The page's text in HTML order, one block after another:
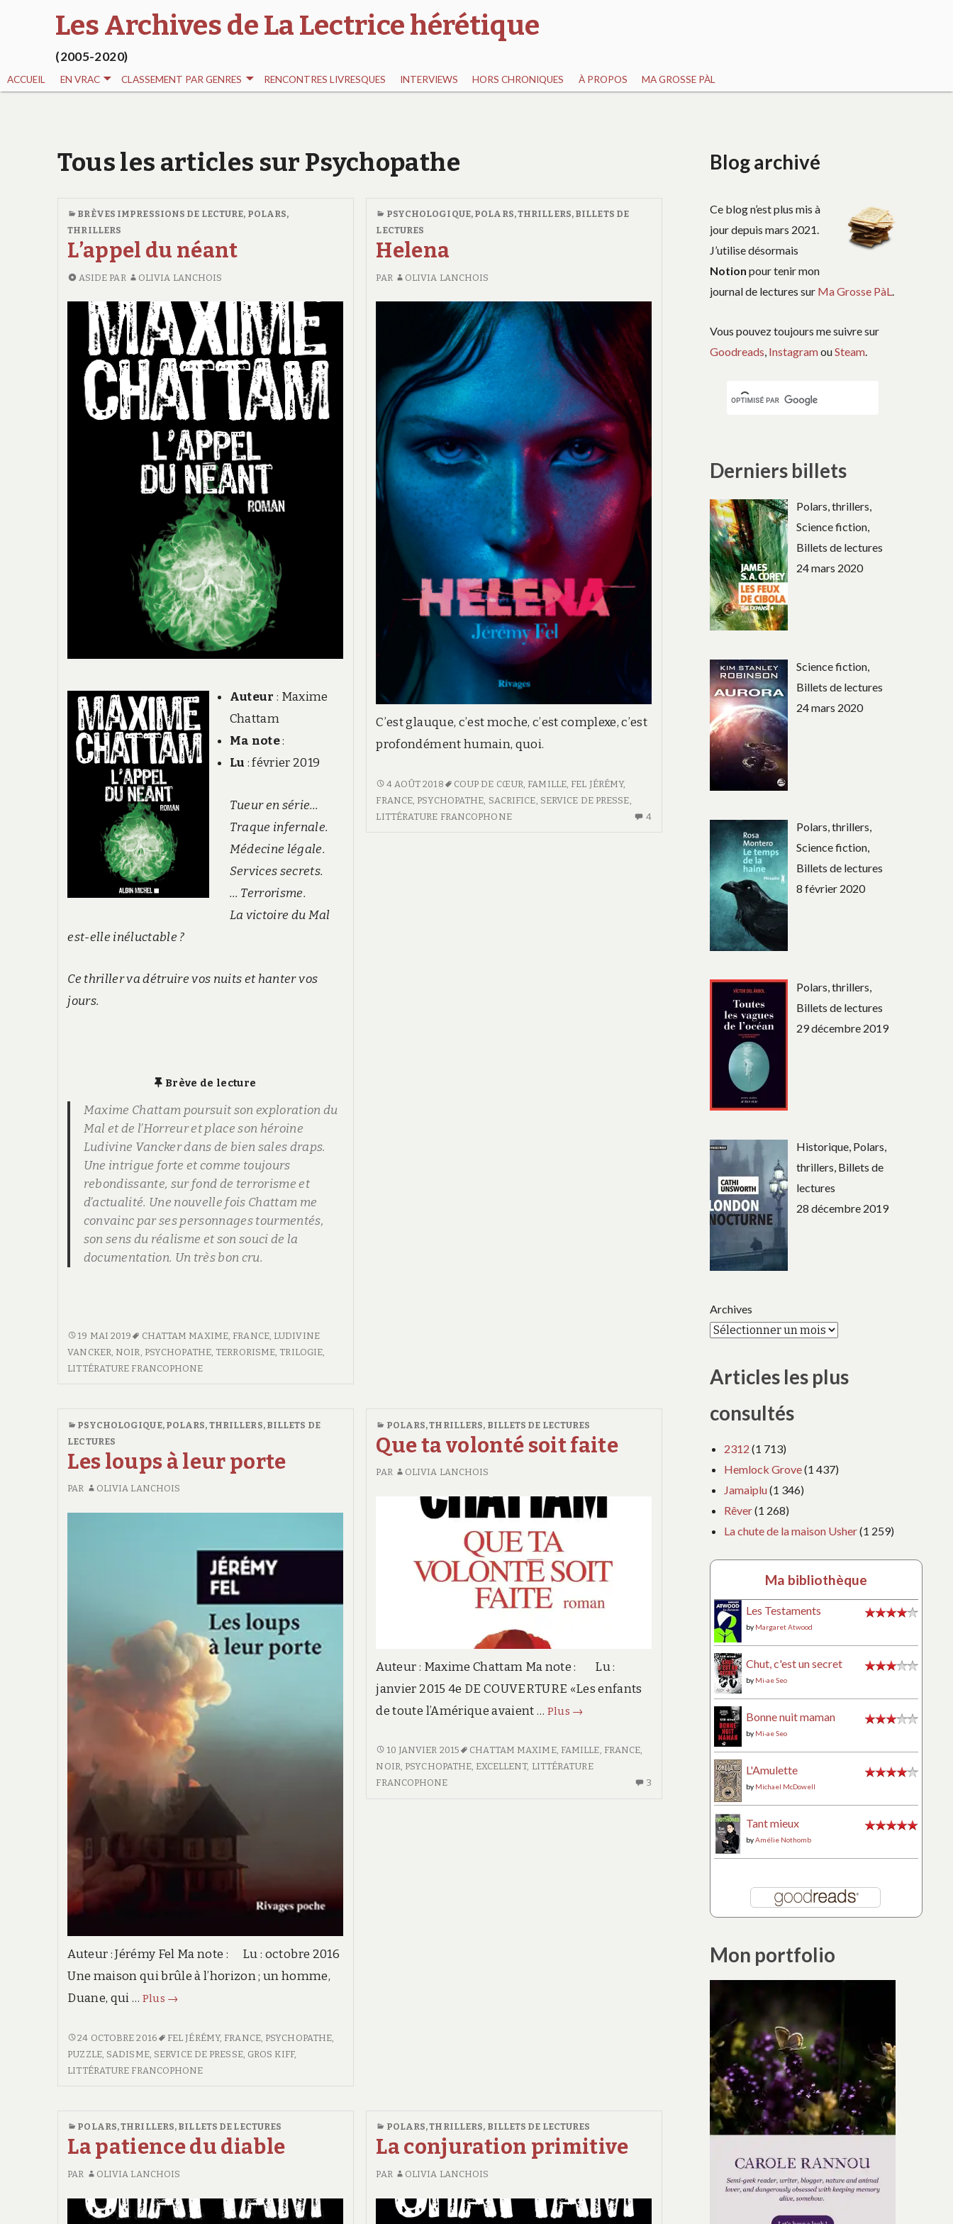
Les Archives de La Lectrice hérétique
(2005-2020)
ACCUEIL EN VRAC CLASSEMENT PAR GENRES RENCONTRES LIVRESQUES INTERVIEWS HORS CHRONIQUES À PROPOS MA GROSSE PÀL
Tous les articles sur Psychopathe
BRÈVES IMPRESSIONS DE LECTURE, POLARS,
THRILLERS
L’appel du néant
ASIDE PAR OLIVIA LANCHOIS
Auteur : Maxime
Chattam
Ma note:
Lu : février 2019
Tueur en série…
Traque infernale.
Médecine légale.
Services secrets.
… Terrorisme.
La victoire du Mal
est-elle inéluctable ?
Ce thriller va détruire vos nuits et hanter vos
jours.
Brève de lecture
Maxime Chattam poursuit son exploration du
Mal et de l’Horreur et place son héroine
Ludivine Vancker dans de bien sales draps.
Une intrigue forte et comme toujours
rebondissante, sur fond de terrorisme et
d’actualité. Une nouvelle fois Chattam me
convainc par ses personnages tourmentés,
son sens du réalisme et son souci de la
documentation. Un très bon cru.
L’APPEL
DU
NÉANT
19 MAI 2019 CHATTAM MAXIME, FRANCE, LUDIVINE
VANCKER, NOIR, PSYCHOPATHE, TERRORISME, TRILOGIE,
LITTÉRATURE FRANCOPHONE
PSYCHOLOGIQUE, POLARS, THRILLERS, BILLETS DE
LECTURES
Helena
PAR OLIVIA LANCHOIS
C’est glauque, c’est moche, c’est complexe, c’est
profondément humain, quoi.
HELENA
4 AOÛT 2018 COUP DE CŒUR FAMILLE, FEL JÉRÉMY,
FRANCE PSYCHOPATHE SACRIFICE SERVICE DE PRESSE
LITTÉRATURE FRANCOPHONE
4
COMMENTAIRES
PSYCHOLOGIQUE, POLARS, THRILLERS, BILLETS DE
LECTURES
Les loups à leur porte
PAR OLIVIA LANCHOIS
Auteur : Jérémy Fel Ma note : Lu : octobre 2016
Une maison qui brûle à l’horizon ; un homme,
Duane, qui … Plus Les
à
leur
porte
→
LES
LOUPS
À
24 OCTOBRE 2016 FEL JÉRÉMY, FRANCE, PSYCHOPATHE
PUZZLE, SADISME, SERVICE DE PRESSE, GROS KIFF,
LITTÉRATURE FRANCOPHONE
POLARS, THRILLERS, BILLETS DE LECTURES
Que ta volonté soit faite
PAR OLIVIA LANCHOIS
Auteur : Maxime Chattam Ma note : Lu :
janvier 2015 4e DE COUVERTURE «Les enfants
de toute l’Amérique avaient … Plus Que
volonté
soit
→
QUE
TA
VOLONTÉ
10 JANVIER 2015 CHATTAM MAXIME, FAMILLE, FRANCE,
NOIR, PSYCHOPATHE, EXCELLENT, LITTÉRATURE
FRANCOPHONE
3
COMMENTAIRES
POLARS, THRILLERS, BILLETS DE LECTURES
La patience du diable
PAR OLIVIA LANCHOIS
POLARS, THRILLERS, BILLETS DE LECTURES
La conjuration primitive
PAR OLIVIA LANCHOIS
Blog archivé
Ce blog n’est plus mis à
jour depuis mars 2021.
J’utilise désormais
Notion pour tenir mon
journal de lectures sur Ma Grosse PàL.
Vous pouvez toujours me suivre sur
Goodreads, InstagramouSteam.
Derniers billets
Polars, thrillers,
Science fiction,
Billets de lectures
24 mars 2020
Science fiction,
Billets de lectures
24 mars 2020
Polars, thrillers,
Science fiction,
Billets de lectures
8 février 2020
Polars, thrillers,
Billets de lectures
29 décembre 2019
Historique, Polars,
thrillers, Billets de
lectures
28 décembre 2019
Archives
Articles les plus
consultés
2312 (1 713)
Hemlock Grove(1 437)
Jamaiplu(1 346)
Rêver(1 268)
La chute de la maison Usher(1 259)
Ma bibliothèque
Les Testaments
by Margaret Atwood
Chut, c'est un secret
by Mi-ae Seo
Bonne nuit maman
by Mi-ae Seo
L'Amulette
by Michael McDowell
Tant mieux
byAmélie Nothomb
Mon portfolio